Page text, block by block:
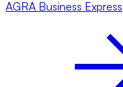
AGRA Business Express